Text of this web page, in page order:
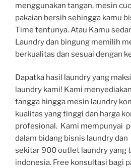
menggunakan tangan, mesin
pakaian bersih sehingga kamu
Time tentunya. Atau Kamu
Laundry dan bingung memilih
berkualitas dan sesuai dengan
Dapatka hasil laundry yang
laundry kami! Kami
tangga hingga mesin laundry
kualitas yang tinggi dan harga
profesional. Kami mempunyai
dalam bidang bisnis laundry
sekitar 900 outlet laundry yang
indonesia. Free konsultasi bagi